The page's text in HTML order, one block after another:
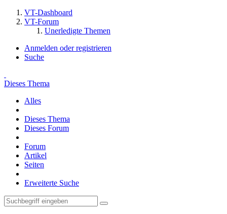
VT-Dashboard
VT-Forum
Unerledigte Themen
Anmelden oder registrieren
Suche
Dieses Thema
Alles
Dieses Thema
Dieses Forum
Forum
Artikel
Seiten
Erweiterte Suche